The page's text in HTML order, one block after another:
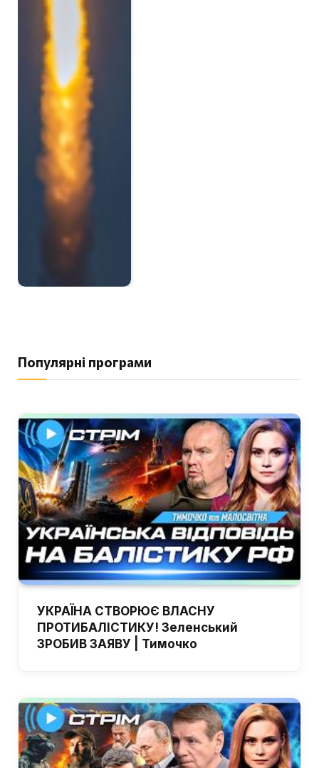
Популярні програми
УКРАЇНА СТВОРЮЄ ВЛАСНУ
ПРОТИБАЛІСТИКУ! Зеленський
ЗРОБИВ ЗАЯВУ | Тимочко